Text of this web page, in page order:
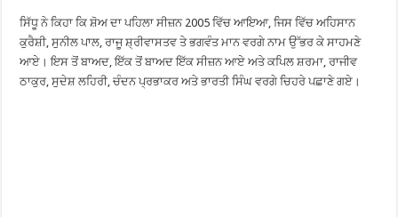
ਸਿੱਧੂ ਨੇ ਕਿਹਾ ਕਿ ਸ਼ੋਅ ਦਾ ਪਹਿਲਾ ਸੀਜ਼ਨ 2005 ਵਿੱਚ ਆਇਆ, ਜਿਸ ਵਿੱਚ ਅਹਿਸਾਨ
ਕੁਰੈਸ਼ੀ, ਸੁਨੀਲ ਪਾਲ, ਰਾਜੂ ਸ਼੍ਰੀਵਾਸਤਵ ਤੇ ਭਗਵੰਤ ਮਾਨ ਵਰਗੇ ਨਾਮ ਉੱਭਰ ਕੇ ਸਾਹਮਣੇ
ਆਏ। ਇਸ ਤੋਂ ਬਾਅਦ, ਇੱਕ ਤੋਂ ਬਾਅਦ ਇੱਕ ਸੀਜ਼ਨ ਆਏ ਅਤੇ ਕਪਿਲ ਸ਼ਰਮਾ, ਰਾਜੀਵ
ਠਾਕੁਰ, ਸੁਦੇਸ਼ ਲਹਿਰੀ, ਚੰਦਨ ਪ੍ਰਭਾਕਰ ਅਤੇ ਭਾਰਤੀ ਸਿੰਘ ਵਰਗੇ ਚਿਹਰੇ ਪਛਾਣੇ ਗਏ।